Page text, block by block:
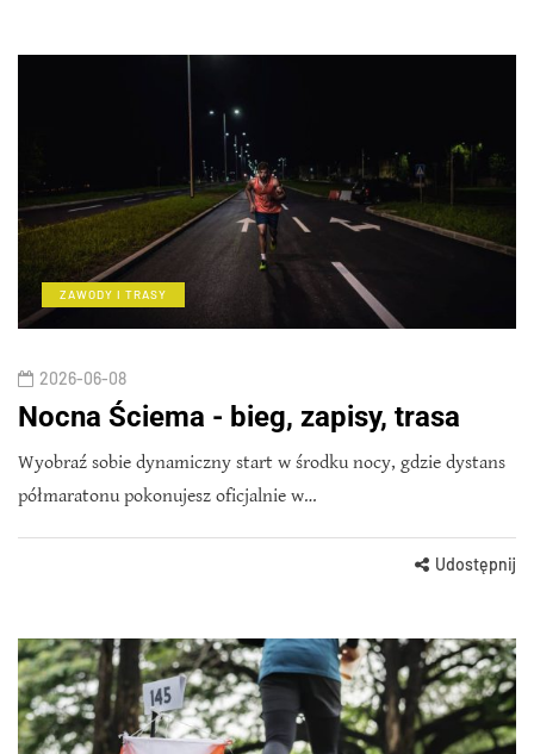
ZAWODY I TRASY
2026-06-08
Nocna Ściema - bieg, zapisy, trasa
Wyobraź sobie dynamiczny start w środku nocy, gdzie dystans
półmaratonu pokonujesz oficjalnie w…
Udostępnij